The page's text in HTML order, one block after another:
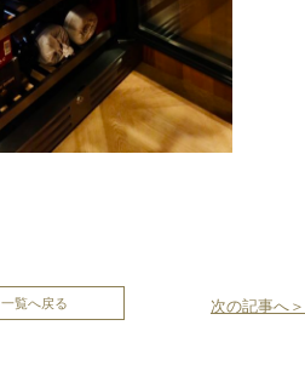
次の記事へ＞
一覧へ戻る